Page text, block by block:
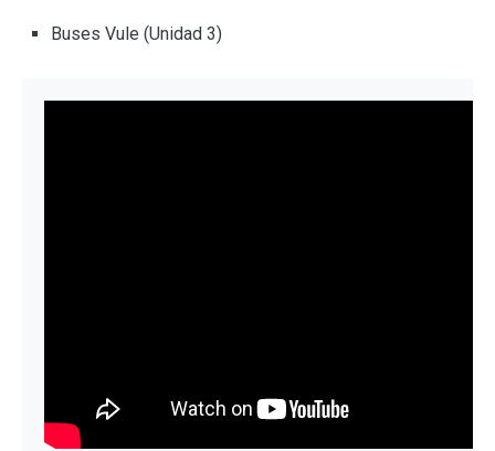
Buses Vule (Unidad 3)